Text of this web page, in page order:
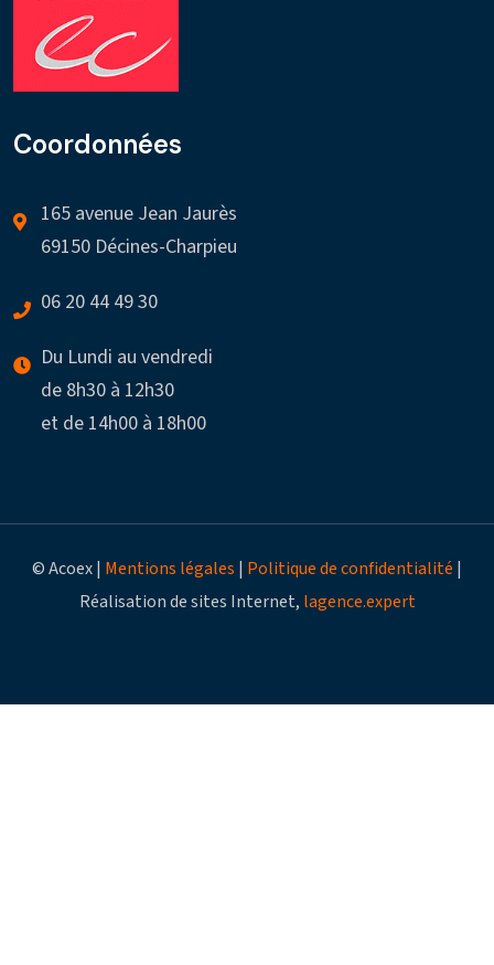
Coordonnées
165 avenue Jean Jaurès
69150 Décines-Charpieu
06 20 44 49 30
Du Lundi au vendredi
de 8h30 à 12h30
et de 14h00 à 18h00
© Acoex | Mentions légales | Politique de confidentialité |
Réalisation de sites Internet, lagence.expert